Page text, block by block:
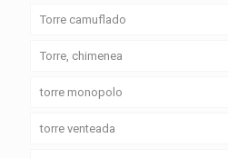
Torre camuflado
Torre, chimenea
torre monopolo
torre venteada